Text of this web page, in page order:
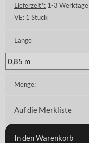
Lieferzeit*: 1-3 Werktage
VE: 1 Stück
Länge
Menge:
Auf die Merkliste
In den Warenkorb